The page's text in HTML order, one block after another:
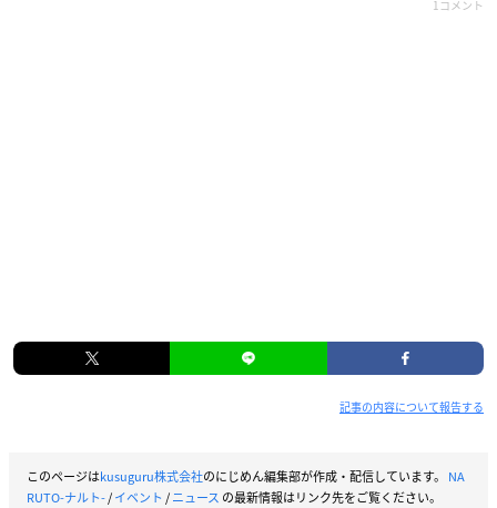
1コメント
記事の内容について報告する
このページはkusuguru株式会社のにじめん編集部が作成・配信しています。 NA
RUTO-ナルト-/イベント /ニュース の最新情報はリンク先をご覧ください。